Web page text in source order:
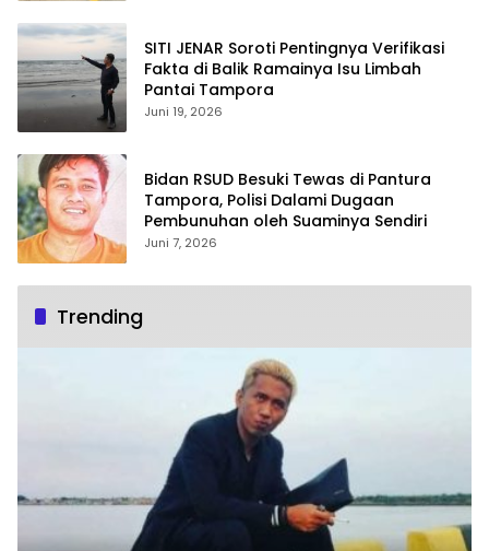
SITI JENAR Soroti Pentingnya Verifikasi
Fakta di Balik Ramainya Isu Limbah
Pantai Tampora
Juni 19, 2026
Bidan RSUD Besuki Tewas di Pantura
Tampora, Polisi Dalami Dugaan
Pembunuhan oleh Suaminya Sendiri
Juni 7, 2026
Trending